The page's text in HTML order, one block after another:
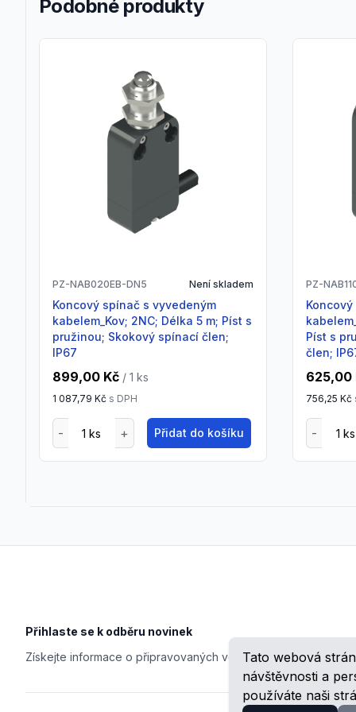
Tato webová
návštěvnosti a
používáte naši
Podobné produkty
PZ-NAB020EB-DN5 Není skladem
Koncový spínač s vyvedeným
kabelem_Kov; 2NC; Délka 5 m; Píst s
pružinou; Skokový spínací člen;
IP67
899,00 Kč / 1 ks
1 087,79 Kč s DPH
Přidat do košíku
PZ-
Koncový spínač s vyvedeným
Píst s
člen;
625,00
756,25 Kč
Přihlaste se k odběru novinek
Získejte informace o připravovaných veletrzích, školeních,